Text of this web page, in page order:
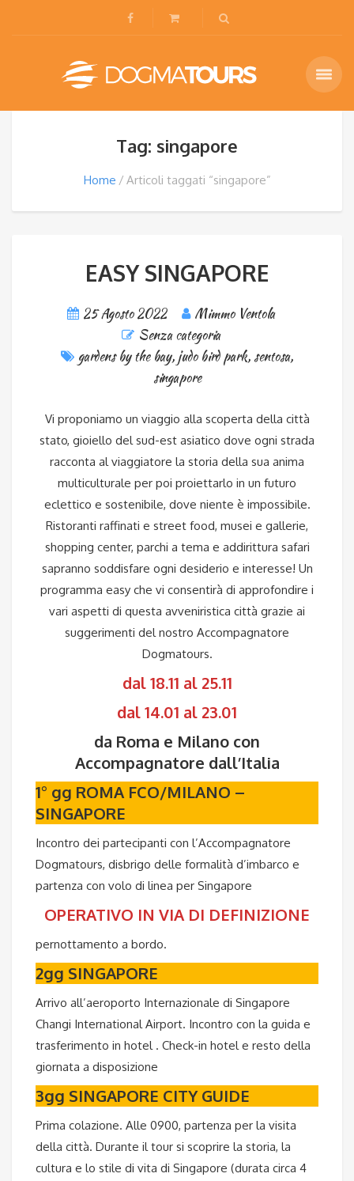
Tag: singapore
Home Articoli taggati “singapore”
EASY SINGAPORE
25 Agosto 2022
Mimmo Ventola
Senza categoria
gardens by the bay, judo bird park, sentosa,
singapore
Vi proponiamo un viaggio alla scoperta della città
stato, gioiello del sud-est asiatico dove ogni strada
racconta al viaggiatore la storia della sua anima
multiculturale per poi proiettarlo in un futuro
eclettico e sostenibile, dove niente è impossibile.
Ristoranti raffinati e street food, musei e gallerie,
shopping center, parchi a tema e addirittura safari
sapranno soddisfare ogni desiderio e interesse! Un
programma easy che vi consentirà di approfondire i
vari aspetti di questa avveniristica città grazie ai
suggerimenti del nostro Accompagnatore
Dogmatours.
dal 18.11 al 25.11
dal 14.01 al 23.01
da Roma e Milano con
Accompagnatore dall’Italia
1° gg ROMA FCO/MILANO –
SINGAPORE
Incontro dei partecipanti con l’Accompagnatore
Dogmatours, disbrigo delle formalità d’imbarco e
partenza con volo di linea per Singapore
OPERATIVO IN VIA DI DEFINIZIONE
pernottamento a bordo.
2gg SINGAPORE
Arrivo all’aeroporto Internazionale di Singapore
Changi International Airport. Incontro con la guida e
trasferimento in hotel . Check-in hotel e resto della
giornata a disposizione
3gg SINGAPORE CITY GUIDE
Prima colazione. Alle 0900, partenza per la visita
della città. Durante il tour si scoprire la storia, la
cultura e lo stile di vita di Singapore (durata circa 4